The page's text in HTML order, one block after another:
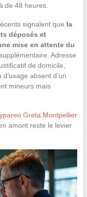
de 48 heures.
signalent que la
déposés et
mise en attente du
Adresse
de domicile,
absent d’un
mineurs mais
Greta Montpellier
amont reste le levier